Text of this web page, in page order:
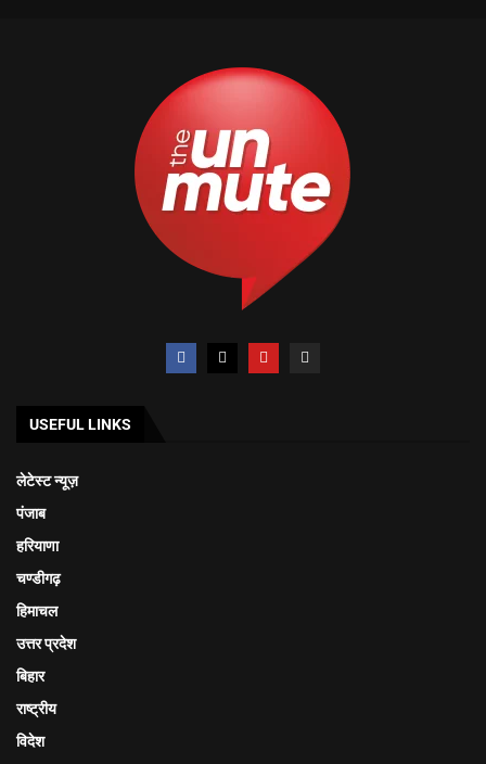
USEFUL LINKS
लेटेस्ट न्यूज़
पंजाब
हरियाणा
चण्डीगढ़
हिमाचल
उत्तर प्रदेश
बिहार
राष्ट्रीय
विदेश